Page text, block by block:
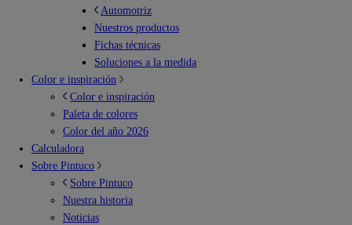
Automotriz
Nuestros productos
Fichas técnicas
Soluciones a la medida
Color e inspiración
Color e inspiración
Paleta de colores
Color del año 2026
Calculadora
Sobre Pintuco
Sobre Pintuco
Nuestra historia
Noticias